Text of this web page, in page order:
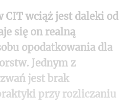
CIT wciąż jest daleki od
się on realną
opodatkowania dla
Jednym z
jest brak
przy rozliczaniu